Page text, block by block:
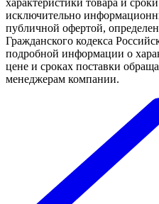
исключительно
публичной офертой,
Гражданского кодекса
подробной информации о
цене и сроках поставки
менеджерам компании.